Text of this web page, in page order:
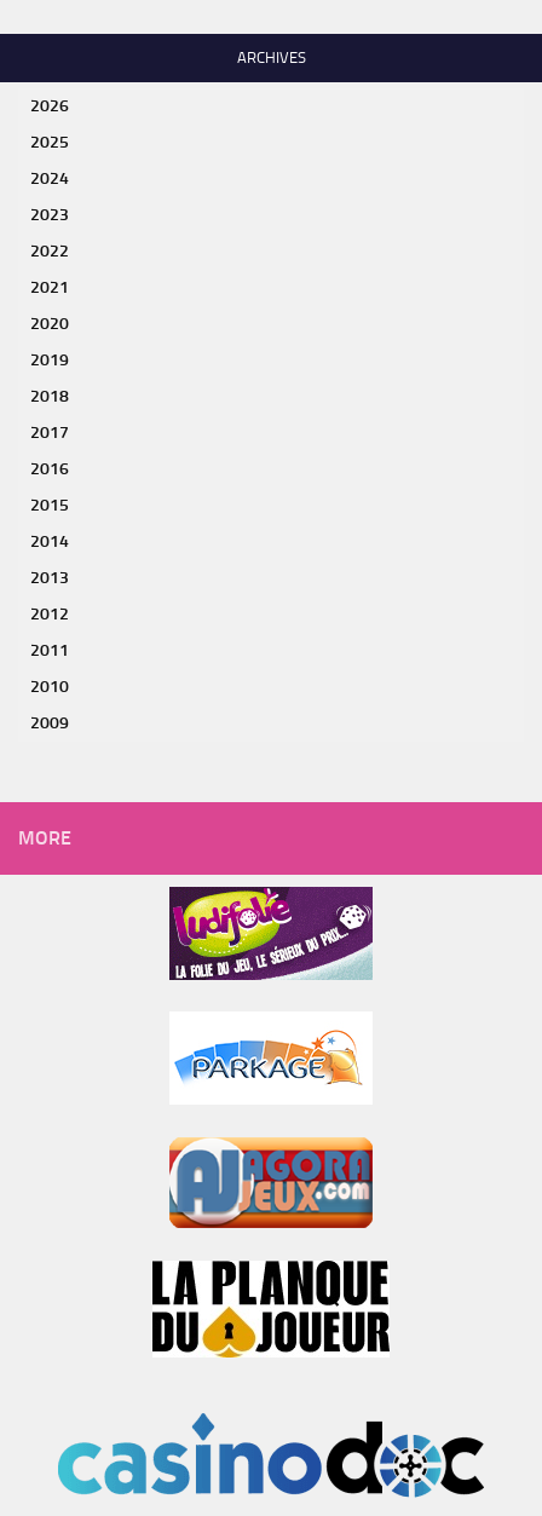
ARCHIVES
2026
2025
2024
2023
2022
2021
2020
2019
2018
2017
2016
2015
2014
2013
2012
2011
2010
2009
MORE